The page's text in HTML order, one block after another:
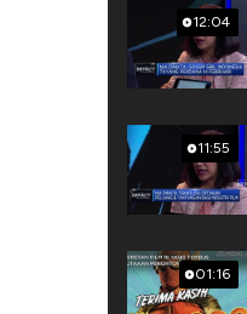
12:04
11:55
01:16